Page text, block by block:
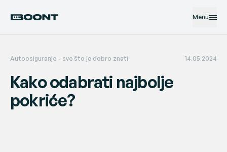
Menu
Preporuči i zaradi
O nama
Boont corner
Autoosiguranje - sve što je dobro znati 14.05.2024
Kako odabrati najbolje
pokriće?